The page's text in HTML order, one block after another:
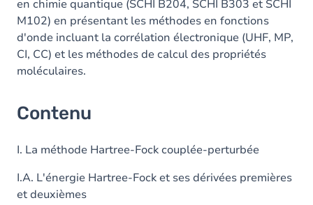
en chimie quantique (SCHI B204, SCHI B303 et SCHI
M102) en présentant les méthodes en fonctions
d'onde incluant la corrélation électronique (UHF, MP,
CI, CC) et les méthodes de calcul des propriétés
moléculaires.
Contenu
I. La méthode Hartree-Fock couplée-perturbée
I.A. L'énergie Hartree-Fock et ses dérivées premières
et deuxièmes